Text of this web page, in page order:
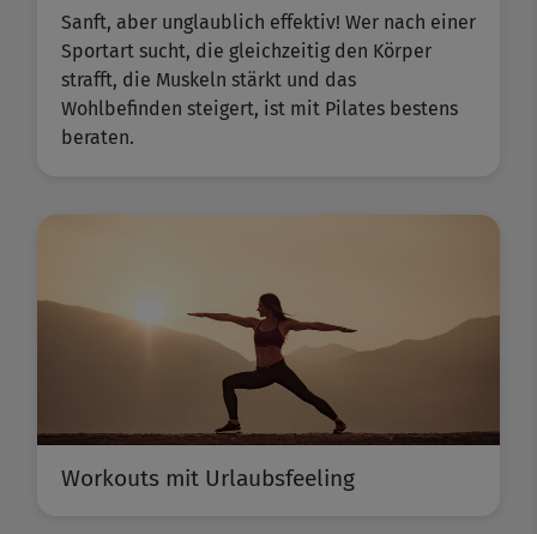
Sanft, aber unglaublich effektiv! Wer nach einer
Sportart sucht, die gleichzeitig den Körper
strafft, die Muskeln stärkt und das
Wohlbefinden steigert, ist mit Pilates bestens
beraten.
Workouts mit Urlaubsfeeling